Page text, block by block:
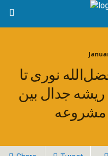
نوری تا
جدال بین